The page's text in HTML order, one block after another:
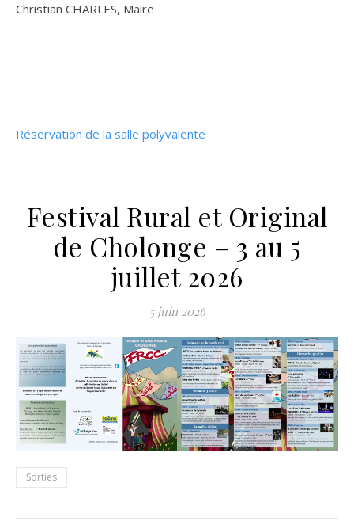
Christian CHARLES, Maire
Réservation de la salle polyvalente
Festival Rural et Original
de Cholonge – 3 au 5
juillet 2026
5 juin 2026
Sorties